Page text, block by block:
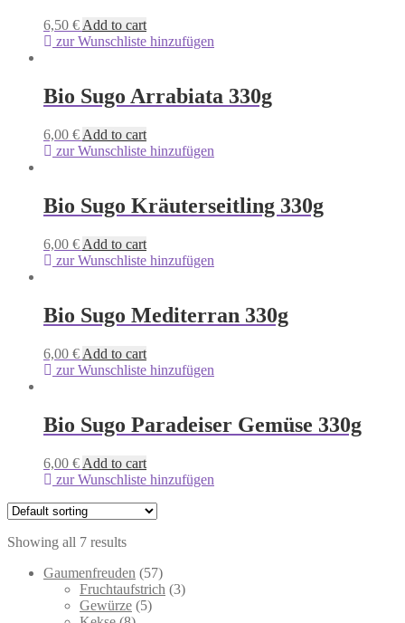
6,50 € Add to cart
zur Wunschliste hinzufügen
Bio Sugo Arrabiata 330g
6,00 € Add to cart
zur Wunschliste hinzufügen
Bio Sugo Kräuterseitling 330g
6,00 € Add to cart
zur Wunschliste hinzufügen
Bio Sugo Mediterran 330g
6,00 € Add to cart
zur Wunschliste hinzufügen
Bio Sugo Paradeiser Gemüse 330g
6,00 € Add to cart
zur Wunschliste hinzufügen
Showing all 7 results
Gaumenfreuden
5757
products
Fruchtaufstrich 33
Gewürze 55